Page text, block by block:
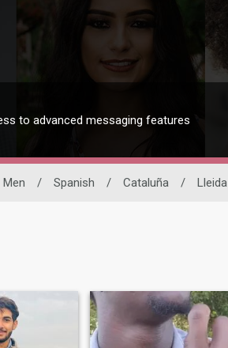
to advanced messaging features
Men / Spanish / Cataluña / Lleida